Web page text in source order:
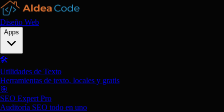
Diseño Web
Apps
🛠️
Utilidades de Texto
Herramientas de texto, locales y gratis
🎯
SEO Expert Pro
Auditoría SEO todo en uno